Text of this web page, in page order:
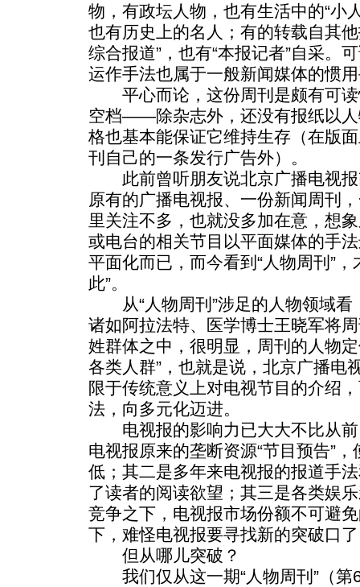
物，有政坛人物，也有生活中的“小
也有历史上的名人；有的转载自其
综合报道”，也有“本报记者”自采。
运作手法也属于一般新闻媒体的惯
平心而论，这份周刊是颇有可读
空档——除杂志外，还没有报纸以
格也基本能保证它维持生存（在版
刊自己的一条发行广告外）。
此前曾听朋友说北京广播电视报
原有的广播电视报、一份新闻周刊
里关注不多，也就没多加在意，想
或电台的相关节目以平面媒体的手
平面化而已，而今看到“人物周刊”
此”。
从“人物周刊”涉足的人物领域看
诸如阿拉法特、医学博士王晓军将
姓群体之中，很明显，周刊的人物
各类人群”，也就是说，北京广播电
限于传统意义上对电视节目的介绍
法，向多元化迈进。
电视报的影响力已大大不比从前
电视报原来的垄断资源“节目预告”
低；其二是多年来电视报的报道手
了读者的阅读欲望；其三是各类娱
竞争之下，电视报市场份额不可避
下，难怪电视报要寻找新的突破口
但从哪儿突破？
我们仅从这一期“人物周刊”（第